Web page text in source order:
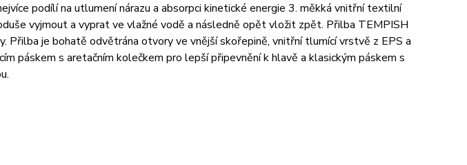
podílí na utlumení nárazu a absorpci kinetické energie 3. měkká vnitřní textilní
vyjmout a vyprat ve vlažné vodě a následně opět vložit zpět. Přilba TEMPISH
Přilba je bohatě odvětrána otvory ve vnější skořepině, vnitřní tlumící vrstvě z EPS a
páskem s aretačním kolečkem pro lepší připevnění k hlavě a klasickým páskem s